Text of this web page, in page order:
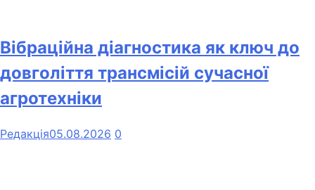
Вібраційна діагностика як ключ до
довголіття трансмісій сучасної
агротехніки
Редакція05.08.2026 0